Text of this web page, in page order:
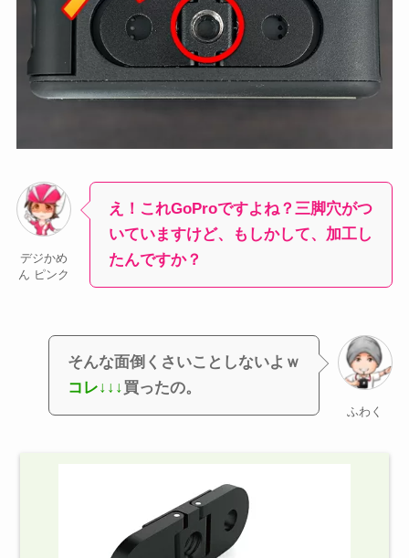
デジかめ
ん ピンク
え！これGoProですよね？三脚穴がつ
いていますけど、もしかして、加工し
たんですか？
そんな面倒くさいことしないよｗ
コレ↓↓↓買ったの。
ふわく